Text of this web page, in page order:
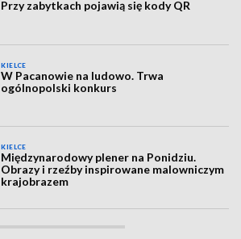
Przy zabytkach pojawią się kody QR
KIELCE
W Pacanowie na ludowo. Trwa
ogólnopolski konkurs
KIELCE
Międzynarodowy plener na Ponidziu.
Obrazy i rzeźby inspirowane malowniczym
krajobrazem